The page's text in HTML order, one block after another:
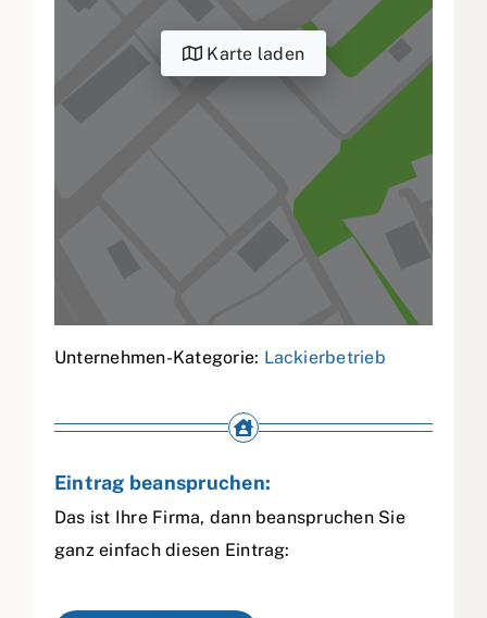
Karte laden
Unternehmen-Kategorie: Lackierbetrieb
Eintrag beanspruchen:
Das ist Ihre Firma, dann beanspruchen Sie
ganz einfach diesen Eintrag: